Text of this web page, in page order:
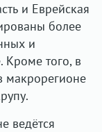
и Еврейская
более
и
Кроме того, в
макрорегионе
ведётся